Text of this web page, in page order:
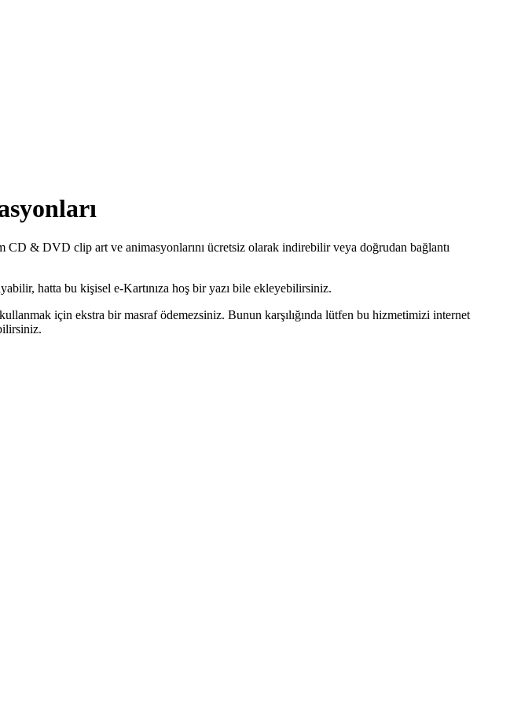
& DVD clip art ve animasyonlarını ücretsiz olarak indirebilir veya doğrudan bağlantı
hatta bu kişisel e-Kartınıza hoş bir yazı bile ekleyebilirsiniz.
için ekstra bir masraf ödemezsiniz. Bunun karşılığında lütfen bu hizmetimizi internet